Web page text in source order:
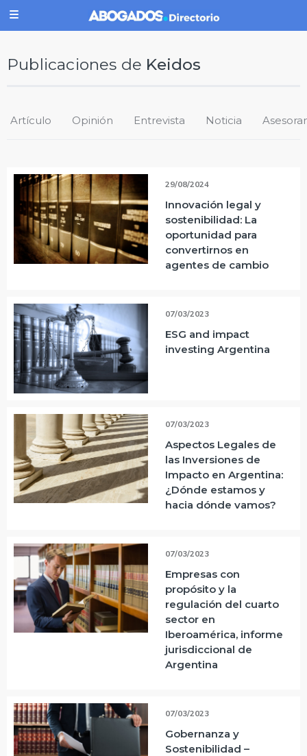
Publicaciones de Keidos
Artículo Opinión Entrevista Noticia
29/08/2024
Innovación legal y
sostenibilidad: La
oportunidad para
convertirnos en
agentes de cambio
07/03/2023
ESG and impact
investing Argentina
07/03/2023
Aspectos Legales de
las Inversiones de
Impacto en Argentina:
¿Dónde estamos y
hacia dónde vamos?
07/03/2023
Empresas con
propósito y la
regulación del cuarto
sector en
Iberoamérica, informe
jurisdiccional de
Argentina
07/03/2023
Gobernanza y
Sostenibilidad –